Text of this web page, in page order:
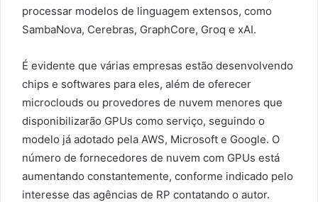
processar modelos de linguagem extensos, como
SambaNova, Cerebras, GraphCore, Groq e xAI.
É evidente que várias empresas estão desenvolvendo
chips e softwares para eles, além de oferecer
microclouds ou provedores de nuvem menores que
disponibilizarão GPUs como serviço, seguindo o
modelo já adotado pela AWS, Microsoft e Google. O
número de fornecedores de nuvem com GPUs está
aumentando constantemente, conforme indicado pelo
interesse das agências de RP contatando o autor.